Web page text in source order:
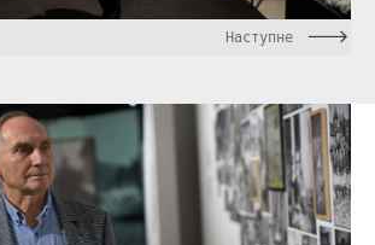
Наступне